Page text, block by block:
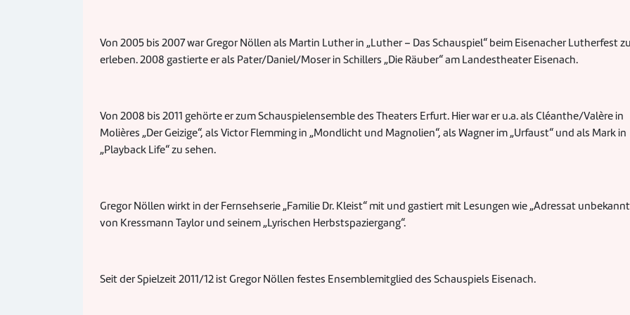
Von 2005 bis 2007 war Gregor Nöllen als Martin Luther in „Luther – Das Schauspiel“ beim Eisenacher Lutherfest
erleben. 2008 gastierte er als Pater/Daniel/Moser in Schillers „Die Räuber“ am Landestheater Eisenach.
Von 2008 bis 2011 gehörte er zum Schauspielensemble des Theaters Erfurt. Hier war er u.a. als Cléanthe/Valère in
Molières „Der Geizige“, als Victor Flemming in „Mondlicht und Magnolien“, als Wagner im „Urfaust“ und als Mark in
„Playback Life“ zu sehen.
Gregor Nöllen wirkt in der Fernsehserie „Familie Dr. Kleist“ mit und gastiert mit Lesungen wie „Adressat
von Kressmann Taylor und seinem „Lyrischen Herbstspaziergang“.
Seit der Spielzeit 2011/12 ist Gregor Nöllen festes Ensemblemitglied des Schauspiels Eisenach.